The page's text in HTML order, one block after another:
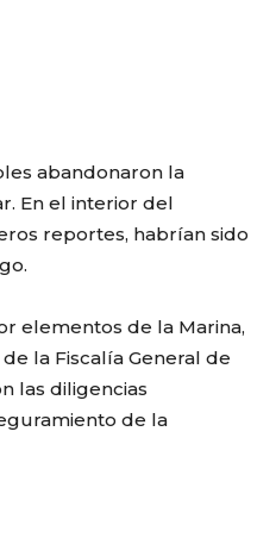
abandonaron la
En el interior del
reportes, habrían sido
elementos de la Marina,
la Fiscalía General de
las diligencias
de la